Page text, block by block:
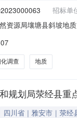
招标单
资源局壤塘县斜坡地
目三、项目编号：
调查 地质
规划局荥经县重
四川省｜雅安市｜荥经